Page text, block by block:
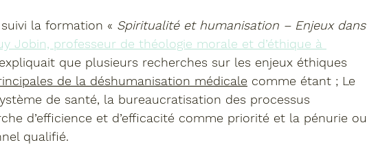
la formation « Spiritualité et humanisation – Enjeux dans
Jobin, professeur de théologie morale et d’éthique à
que plusieurs recherches sur les enjeux éthiques
de la déshumanisation médicale comme étant ; Le
de santé, la bureaucratisation des processus
d’efficience et d’efficacité comme priorité et la pénurie ou
qualifié.